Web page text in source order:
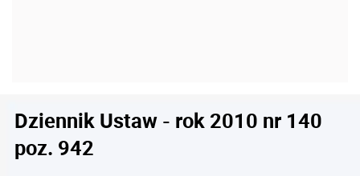
Dziennik Ustaw - rok 2010 nr 140
poz. 942